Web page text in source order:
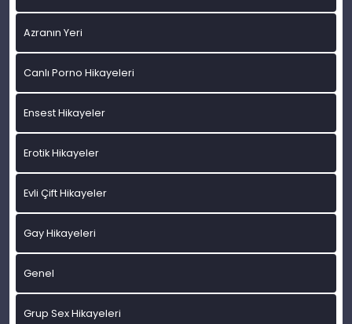
Azranın Yeri
Canlı Porno Hikayeleri
Ensest Hikayeler
Erotik Hikayeler
Evli Çift Hikayeler
Gay Hikayeleri
Genel
Grup Sex Hikayeleri